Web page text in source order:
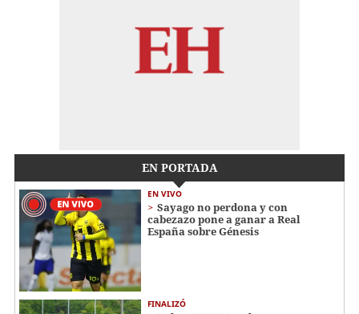
EN PORTADA
EN VIVO
Sayago no perdona y con
cabezazo pone a ganar a Real
España sobre Génesis
FINALIZÓ